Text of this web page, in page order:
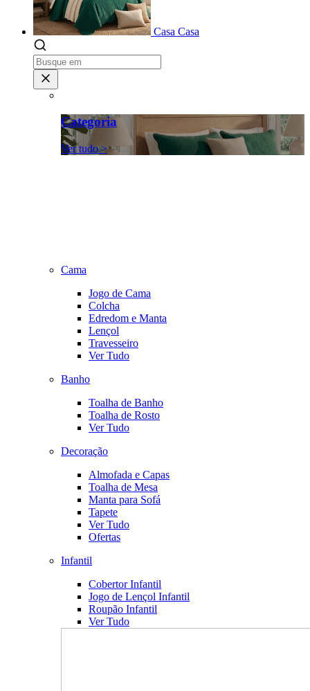
Casa Casa
Categoria
Ver tudo >
Cama
Jogo de Cama
Colcha
Edredom e Manta
Lençol
Travesseiro
Ver Tudo
Banho
Toalha de Banho
Toalha de Rosto
Ver Tudo
Decoração
Almofada e Capas
Toalha de Mesa
Manta para Sofá
Tapete
Ver Tudo
Ofertas
Infantil
Cobertor Infantil
Jogo de Lençol Infantil
Roupão Infantil
Ver Tudo